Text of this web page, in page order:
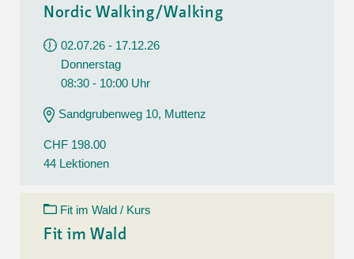
Nordic Walking/Walking
02.07.26 - 17.12.26
Donnerstag
08:30 - 10:00 Uhr
Sandgrubenweg 10, Muttenz
CHF 198.00
44 Lektionen
Fit im Wald / Kurs
Fit im Wald